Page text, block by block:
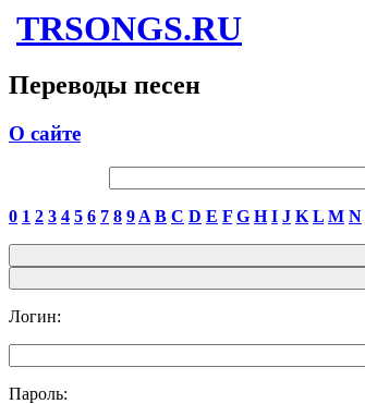
TRSONGS.RU
Переводы песен
О сайте
0 1 2 3 4 5 6 7 8 9 A B C D E F G H I J K L M N
Логин:
Пароль: